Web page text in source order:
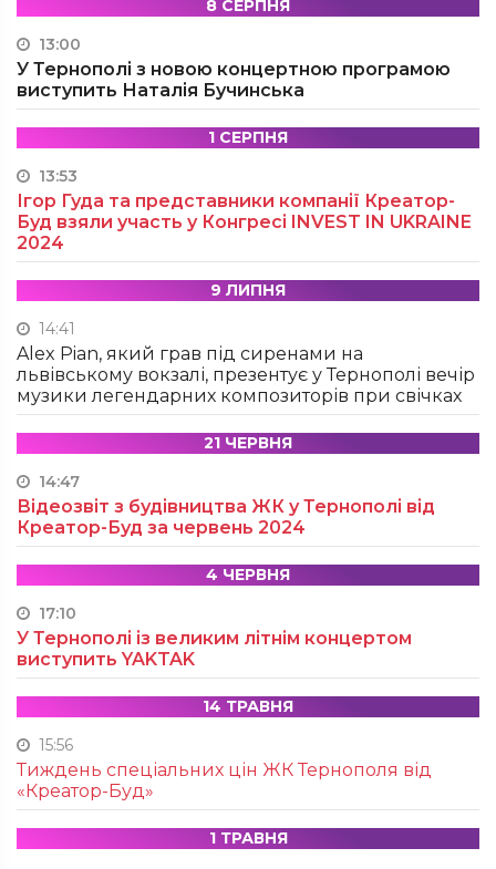
8 СЕРПНЯ
13:00
У Тернополі з новою концертною програмою
виступить Наталія Бучинська
1 СЕРПНЯ
13:53
Ігор Гуда та представники компанії Креатор-
Буд взяли участь у Конгресі INVEST IN UKRAINE
2024
9 ЛИПНЯ
14:41
Alex Pian, який грав під сиренами на
львівському вокзалі, презентує у Тернополі вечір
музики легендарних композиторів при свічках
21 ЧЕРВНЯ
14:47
Відеозвіт з будівництва ЖК у Тернополі від
Креатор-Буд за червень 2024
4 ЧЕРВНЯ
17:10
У Тернополі із великим літнім концертом
виступить YAKTAK
14 ТРАВНЯ
15:56
Тиждень спеціальних цін ЖК Тернополя від
«Креатор-Буд»
1 ТРАВНЯ